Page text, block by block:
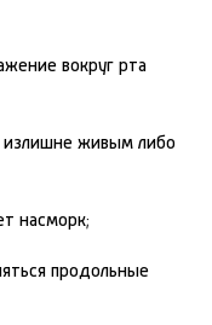
вокруг рта
излишне живым либо
насморк;
продольные